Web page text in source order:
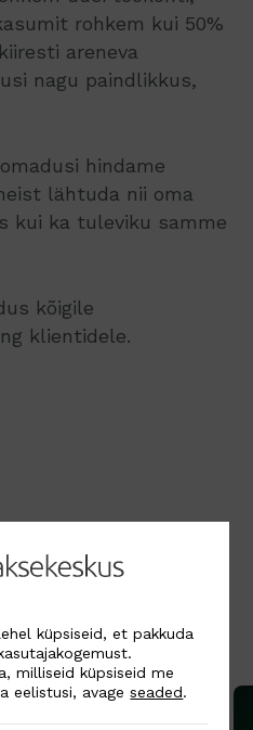
rohkem kui 50%
areneva
nagu paindlikkus,
hindame
lähtuda nii oma
kui ka tuleviku samme
kõigile
klientidele.
juurde
küpsiseid, et pakkuda
milliseid küpsiseid me
eelistusi, avageseaded.